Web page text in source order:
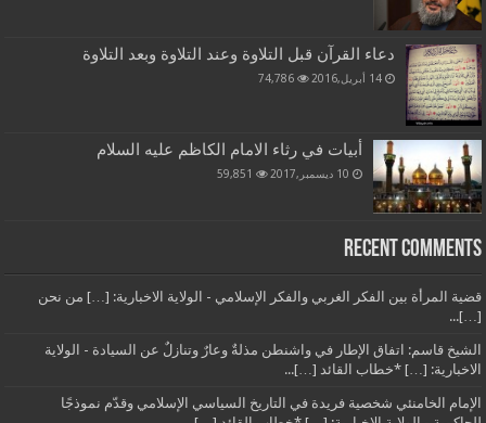
دعاء القرآن قبل التلاوة وعند التلاوة وبعد التلاوة
14 أبريل,2016 74,786
أبيات في رثاء الامام الكاظم عليه السلام
10 ديسمبر,2017 59,851
Recent Comments
قضية المرأة بين الفكر الغربي والفكر الإسلامي - الولاية الاخبارية: […] من نحن
[…]...
الشيخ قاسم: اتفاق الإطار في واشنطن مذلةٌ وعارٌ وتنازلٌ عن السيادة - الولاية
الاخبارية: […] *خطاب القائد […]...
الإمام الخامنئي شخصية فريدة في التاريخ السياسي الإسلامي وقدّم نموذجًا